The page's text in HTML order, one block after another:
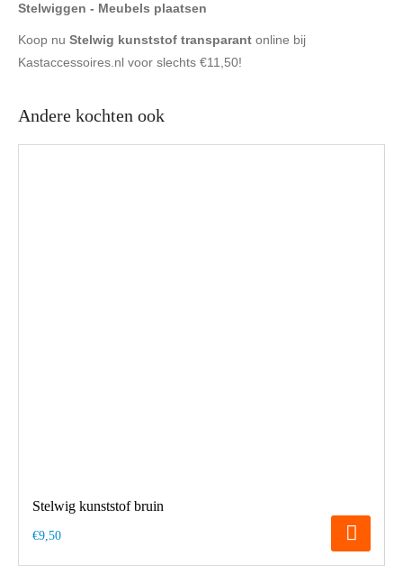
Stelwiggen - Meubels plaatsen
Koop nu Stelwig kunststof transparant online bij
Kastaccessoires.nl voor slechts €11,50!
Andere kochten ook
Stelwig kunststof bruin
€9,50